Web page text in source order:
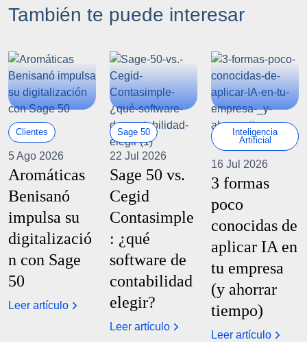
También te puede interesar
Clientes
5 Ago 2026
Aromáticas
Benisanó
impulsa su
digitalizació
n con Sage
50
Leer artículo
Sage 50
22 Jul 2026
Sage 50 vs.
Cegid
Contasimple
: ¿qué
software de
contabilidad
elegir?
Leer artículo
Inteligencia
Artificial
16 Jul 2026
3 formas
poco
conocidas de
aplicar IA en
tu empresa
(y ahorrar
tiempo)
Leer artículo